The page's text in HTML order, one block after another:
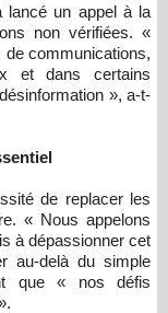
lancé un appel à la
non vérifiées. «
de communications,
et dans certains
», a-t-
de replacer les
« Nous appelons
à dépassionner cet
au-delà du simple
que « nos défis